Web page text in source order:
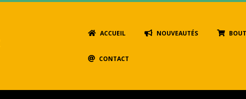
NavigationACCUEIL NOUVEAUTÉS
CONTACT